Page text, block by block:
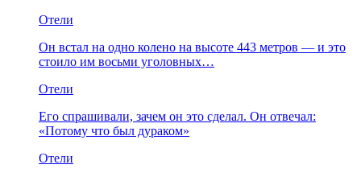
Отели
Он встал на одно колено на высоте 443 метров — и это
стоило им восьми уголовных…
Отели
Его спрашивали, зачем он это сделал. Он отвечал:
«Потому что был дураком»
Отели